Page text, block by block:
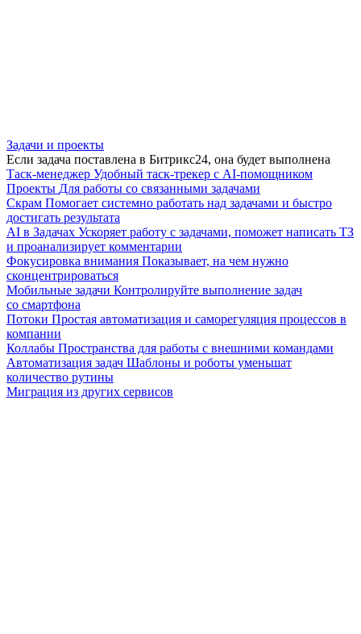
Задачи и проекты
Если задача поставлена в Битрикс24, она будет выполнена
Таск-менеджер Удобный таск-трекер с AI-помощником
Проекты Для работы со связанными задачами
Скрам Помогает системно работать над задачами и быстро
достигать результата
AI в Задачах Ускоряет работу с задачами, поможет написать ТЗ
и проанализирует комментарии
Фокусировка внимания Показывает, на чем нужно
сконцентрироваться
Мобильные задачи Контролируйте выполнение задач
со смартфона
Потоки Простая автоматизация и саморегуляция процессов в
компании
Коллабы Пространства для работы с внешними командами
Автоматизация задач Шаблоны и роботы уменьшат
количество рутины
Миграция из других сервисов